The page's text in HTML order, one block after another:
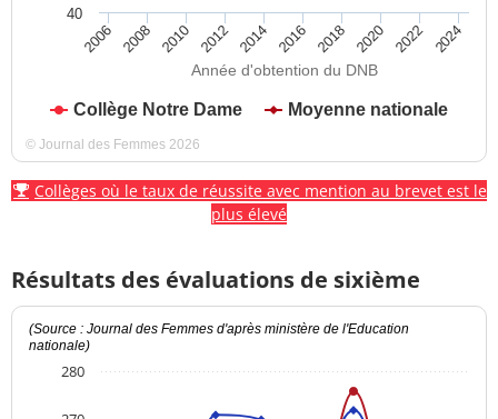
Année d'obtention du DNB
Collège Notre Dame Moyenne nationale
2006 2008 2010 2012 2014 2016 2018 2020 2022 2024
40
© Journal des Femmes 2026
Collèges où le taux de réussite avec mention au brevet est le
plus élevé
Résultats des évaluations de sixième
(Source : Journal des Femmes d'après ministère de l'Education
nationale)
280